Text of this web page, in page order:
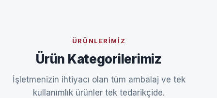
ÜRÜNLERIMIZ
Ürün Kategorilerimiz
İşletmenizin ihtiyacı olan tüm ambalaj ve tek
kullanımlık ürünler tek tedarikçide.